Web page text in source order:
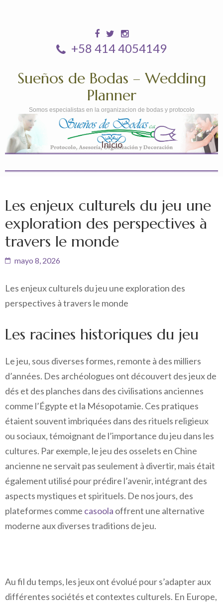
+58 414 4054149
Sueños de Bodas – Wedding
Planner
Somos especialistas en la organizacion de bodas y protocolo
Inicio
Les enjeux culturels du jeu une
exploration des perspectives à
travers le monde
mayo 8, 2026
Les enjeux culturels du jeu une exploration des
perspectives à travers le monde
Les racines historiques du jeu
Le jeu, sous diverses formes, remonte à des milliers
d’années. Des archéologues ont découvert des jeux de
dés et des planches dans des civilisations anciennes
comme l’Égypte et la Mésopotamie. Ces pratiques
étaient souvent imbriquées dans des rituels religieux
ou sociaux, témoignant de l’importance du jeu dans les
cultures. Par exemple, le jeu des osselets en Chine
ancienne ne servait pas seulement à divertir, mais était
également utilisé pour prédire l’avenir, intégrant des
aspects mystiques et spirituels. De nos jours, des
plateformes comme casoola offrent une alternative
moderne aux diverses traditions de jeu.
Au fil du temps, les jeux ont évolué pour s’adapter aux
différentes sociétés et contextes culturels. En Europe,